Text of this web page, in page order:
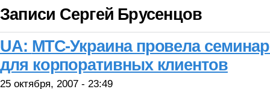
Записи Сергей Брусенцов
UA: МТС-Украина провела
для корпоративных клиентов
25 октября, 2007 - 23:49